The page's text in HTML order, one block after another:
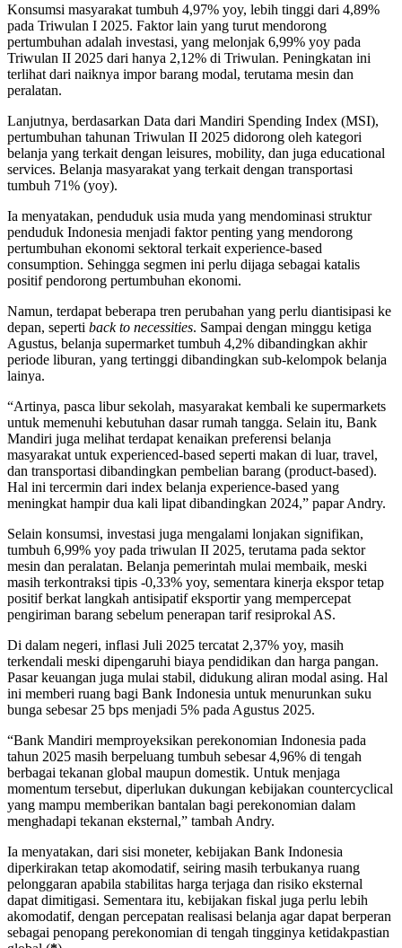
Konsumsi masyarakat tumbuh 4,97% yoy, lebih tinggi dari 4,89%
pada Triwulan I 2025. Faktor lain yang turut mendorong
pertumbuhan adalah investasi, yang melonjak 6,99% yoy pada
Triwulan II 2025 dari hanya 2,12% di Triwulan. Peningkatan ini
terlihat dari naiknya impor barang modal, terutama mesin dan
peralatan.
Lanjutnya, berdasarkan Data dari Mandiri Spending Index (MSI),
pertumbuhan tahunan Triwulan II 2025 didorong oleh kategori
belanja yang terkait dengan leisures, mobility, dan juga educational
services. Belanja masyarakat yang terkait dengan transportasi
tumbuh 71% (yoy).
Ia menyatakan, penduduk usia muda yang mendominasi struktur
penduduk Indonesia menjadi faktor penting yang mendorong
pertumbuhan ekonomi sektoral terkait experience-based
consumption. Sehingga segmen ini perlu dijaga sebagai katalis
positif pendorong pertumbuhan ekonomi.
Namun, terdapat beberapa tren perubahan yang perlu diantisipasi ke
depan, seperti back to necessities. Sampai dengan minggu ketiga
Agustus, belanja supermarket tumbuh 4,2% dibandingkan akhir
periode liburan, yang tertinggi dibandingkan sub-kelompok belanja
lainya.
“Artinya, pasca libur sekolah, masyarakat kembali ke supermarkets
untuk memenuhi kebutuhan dasar rumah tangga. Selain itu, Bank
Mandiri juga melihat terdapat kenaikan preferensi belanja
masyarakat untuk experienced-based seperti makan di luar, travel,
dan transportasi dibandingkan pembelian barang (product-based).
Hal ini tercermin dari index belanja experience-based yang
meningkat hampir dua kali lipat dibandingkan 2024,” papar Andry.
Selain konsumsi, investasi juga mengalami lonjakan signifikan,
tumbuh 6,99% yoy pada triwulan II 2025, terutama pada sektor
mesin dan peralatan. Belanja pemerintah mulai membaik, meski
masih terkontraksi tipis -0,33% yoy, sementara kinerja ekspor tetap
positif berkat langkah antisipatif eksportir yang mempercepat
pengiriman barang sebelum penerapan tarif resiprokal AS.
Di dalam negeri, inflasi Juli 2025 tercatat 2,37% yoy, masih
terkendali meski dipengaruhi biaya pendidikan dan harga pangan.
Pasar keuangan juga mulai stabil, didukung aliran modal asing. Hal
ini memberi ruang bagi Bank Indonesia untuk menurunkan suku
bunga sebesar 25 bps menjadi 5% pada Agustus 2025.
“Bank Mandiri memproyeksikan perekonomian Indonesia pada
tahun 2025 masih berpeluang tumbuh sebesar 4,96% di tengah
berbagai tekanan global maupun domestik. Untuk menjaga
momentum tersebut, diperlukan dukungan kebijakan countercyclical
yang mampu memberikan bantalan bagi perekonomian dalam
menghadapi tekanan eksternal,” tambah Andry.
Ia menyatakan, dari sisi moneter, kebijakan Bank Indonesia
diperkirakan tetap akomodatif, seiring masih terbukanya ruang
pelonggaran apabila stabilitas harga terjaga dan risiko eksternal
dapat dimitigasi. Sementara itu, kebijakan fiskal juga perlu lebih
akomodatif, dengan percepatan realisasi belanja agar dapat berperan
sebagai penopang perekonomian di tengah tingginya ketidakpastian